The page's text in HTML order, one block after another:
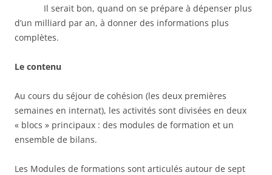
Il serait bon, quand on se prépare à dépenser plus
d’un milliard par an, à donner des informations plus
complètes.
Le contenu
Au cours du séjour de cohésion (les deux premières
semaines en internat), les activités sont divisées en deux
« blocs » principaux : des modules de formation et un
ensemble de bilans.
Les Modules de formations sont articulés autour de sept